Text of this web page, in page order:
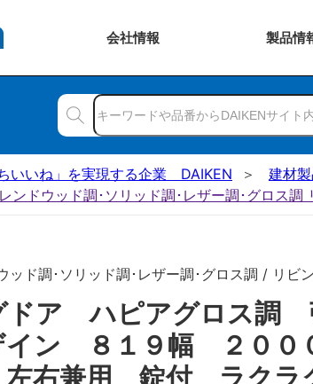
会社情報 製品情
いいね」を実現する企業 DAIKEN 建材
ンドウッド調･ソリッド調･レザー調･グロス調
ッド調･ソリッド調･レザー調･グロス調 / リビ
ドア ハピアグロス
イン ８１９幅 ２００
右兼用 錠付 ラクラ